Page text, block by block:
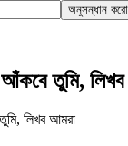
অনুসন্ধান করো
তুমি,